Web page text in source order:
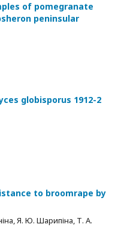
of pomegranate
peninsular
globisporus 1912-2
to broomrape by
Я. Ю. Шарипіна, Т. А.